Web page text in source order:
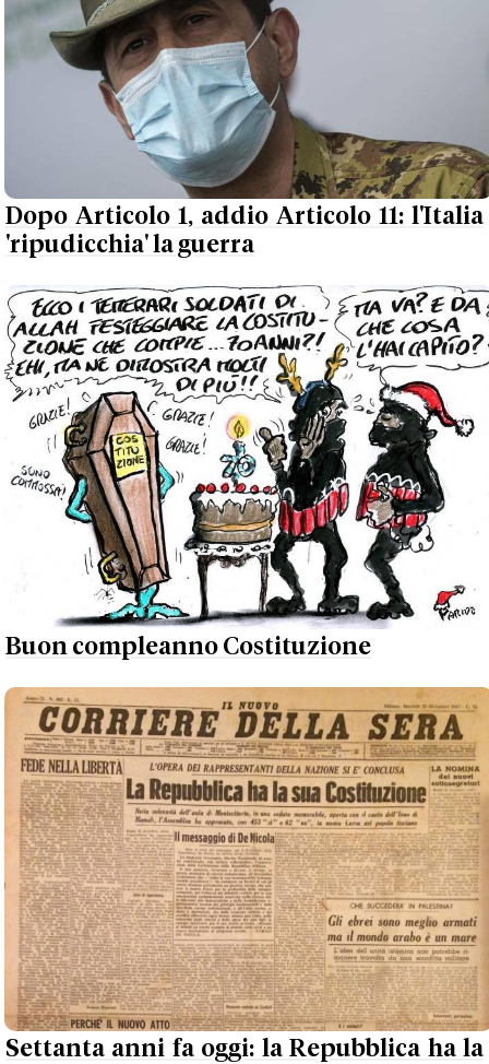
Dopo Articolo 1, addio Articolo 11: l'Italia
'ripudicchia' la guerra
Buon compleanno Costituzione
Settanta anni fa oggi: la Repubblica ha la